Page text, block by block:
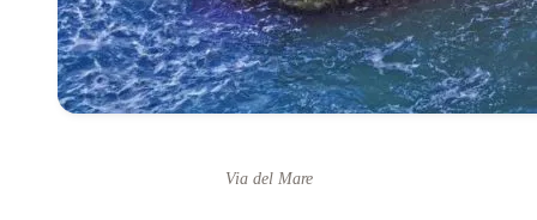
Via del Mare